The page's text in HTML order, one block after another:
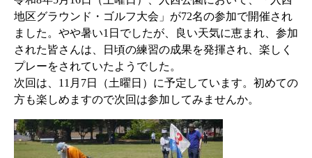
地区グラウンド・ゴルフ大会」が72名の参加で開催され
ました。やや暑い1日でしたが、良い天気に恵まれ、参加
された皆さんは、日頃の練習の成果を発揮され、楽しく
プレーをされていたようでした。
次回は、11月7日（土曜日）に予定しています。初めての
方も楽しめますので次回は参加してみませんか。